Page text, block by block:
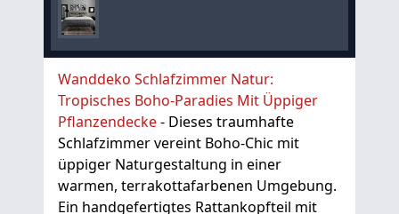
Wanddeko Schlafzimmer Natur:
Tropisches Boho-Paradies Mit Üppiger
Pflanzendecke- Dieses traumhafte
Schlafzimmer vereint Boho-Chic mit
üppiger Naturgestaltung in einer
warmen, terrakottafarbenen Umgebung.
Ein handgefertigtes Rattankopfteil mit